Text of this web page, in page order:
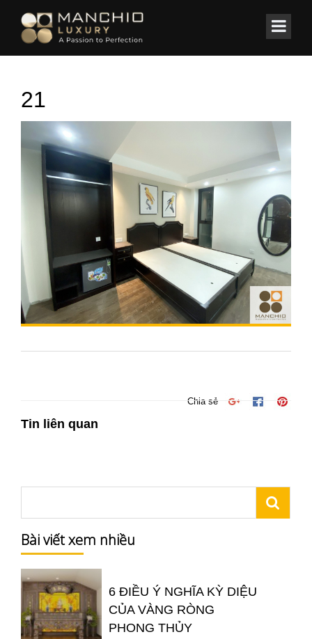
Home/KHÁCH SẠN/ Hotel Blissington 65 Hàng Bè – Hà Nội
21
Chia sẻ
Tin liên quan
Bài viết xem nhiều
6 ĐIỀU Ý NGHĨA KỲ DIỆU
CỦA VÀNG RÒNG
PHONG THỦY